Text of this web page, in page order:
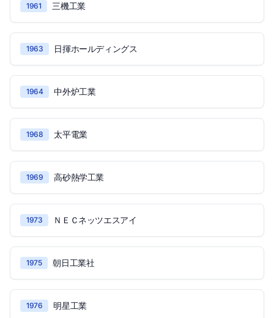
1961 三機工業
1963 日揮ホールディングス
1964 中外炉工業
1968 太平電業
1969 高砂熱学工業
1973 ＮＥＣネッツエスアイ
1975 朝日工業社
1976 明星工業